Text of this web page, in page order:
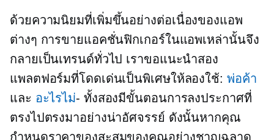
ด้วยความนิยมที่เพิ่มขึ้นอย่างต่อเนื่องของแอพ
ต่างๆ การขายแอคชั่นฟิกเกอร์ในแอพเหล่านั้นจึง
กลายเป็นเทรนด์ทั่วไป เราขอแนะนำสอง
แพลตฟอร์มที่โดดเด่นเป็นพิเศษให้ลองใช้: พ่อค้า
และ อะไรไม่- ทั้งสองมีขั้นตอนการลงประกาศที่
ตรงไปตรงมาอย่างน่าอัศจรรย์ ดังนั้นหากคุณ
กำหนดราคาของสะสมของคุณอย่างชาญฉลาด